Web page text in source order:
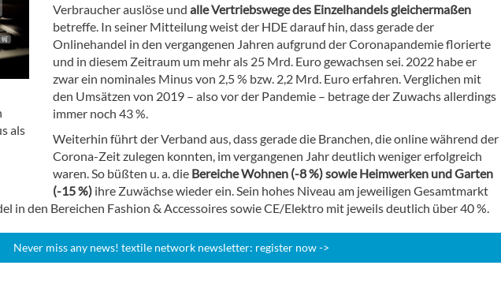
als
Verbraucher auslöse und alle Vertriebswege des Einzelhandels gleichermaßen
betreffe. In seiner Mitteilung weist der HDE darauf hin, dass gerade der
Onlinehandel in den vergangenen Jahren aufgrund der Coronapandemie florierte
und in diesem Zeitraum um mehr als 25 Mrd. Euro gewachsen sei. 2022 habe er
zwar ein nominales Minus von 2,5 % bzw. 2,2 Mrd. Euro erfahren. Verglichen mit
den Umsätzen von 2019 – also vor der Pandemie – betrage der Zuwachs allerdings
immer noch 43 %.
Weiterhin führt der Verband aus, dass gerade die Branchen, die online während der
Corona-Zeit zulegen konnten, im vergangenen Jahr deutlich weniger erfolgreich
waren. So büßten u. a. die Bereiche Wohnen (-8 %) sowie Heimwerken und Garten
(-15 %) ihre Zuwächse wieder ein. Sein hohes Niveau am jeweiligen Gesamtmarkt
in den Bereichen Fashion & Accessoires sowie CE/Elektro mit jeweils deutlich über 40 %.
Never miss any news! textile network newsletter: register now ->